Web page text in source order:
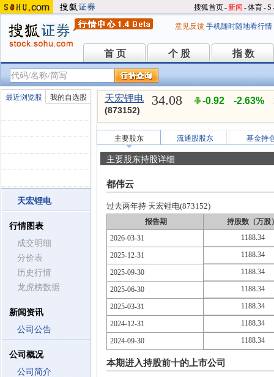
搜狐首页-新闻 -体育-S
意见反馈 手机随时随地看行情
首 页
首 页 个 股
个 股 指 数
指 数
最近浏览股 我的自选股
天宏锂电
行情图表
成交明细
分价表
历史行情
龙虎榜数据
新闻资讯
公司公告
公司概况
公司简介
天宏锂电
(873152)
34.08 -0.92 -2.63%
主要股东 流通股股东 基金持
主要股东持股详细
都伟云
过去两年持 天宏锂电(873152)
报告期
持股数（万股
2026-03-31
1188.34
2025-12-31 1188.34
2025-09-30 1188.34
2025-06-30 1188.34
2025-03-31 1188.34
2024-12-31 1188.34
2024-09-30 1188.34
本期进入持股前十的上市公司